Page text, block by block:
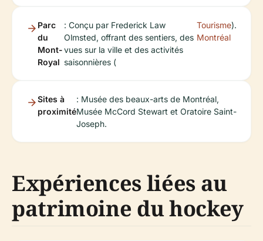
Parc
du
Mont-
Royal
: Conçu par Frederick Law
Olmsted, offrant des sentiers, des
vues sur la ville et des activités
saisonnières (
Tourisme
Montréal
).
Sites à
proximité
: Musée des beaux-arts de Montréal,
Musée McCord Stewart et Oratoire Saint-
Joseph.
Expériences liées au
patrimoine du hockey